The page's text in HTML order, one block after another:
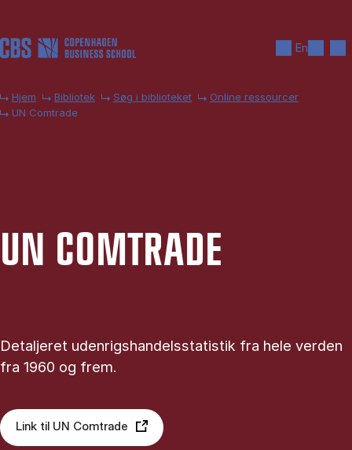
En
Hjem Bibliotek Søg i biblioteket
Online ressourcer
UN Comtrade
UN COM­TRA­DE
Detaljeret udenrigshandelsstatistik fra hele verden
fra 1960 og frem.
Link til UN Comtrade